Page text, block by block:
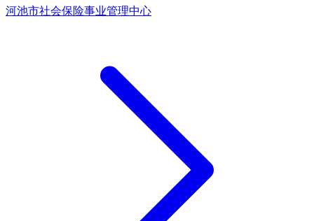
河池市社会保险事业管理中心